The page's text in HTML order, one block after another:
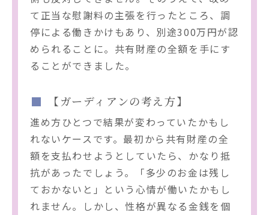
て正当な慰謝料の主張を行ったところ、調
停による働きかけもあり、別途300万円が認
められることに。共有財産の全額を手にす
ることができました。
【ガーディアンの考え方】
進め方ひとつで結果が変わっていたかもし
れないケースです。最初から共有財産の全
額を支払わせようとしていたら、かなり抵
抗があったでしょう。「多少のお金は残し
ておかないと」という心情が働いたかもし
れません。しかし、性格が異なる金銭を個